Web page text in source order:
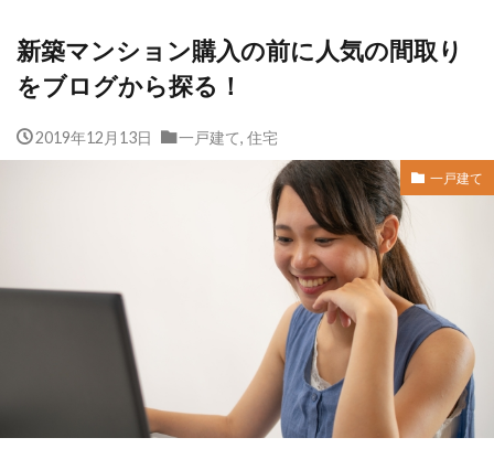
新築マンション購入の前に人気の間取り
をブログから探る！
2019年12月13日 一戸建て, 住宅
一戸建て